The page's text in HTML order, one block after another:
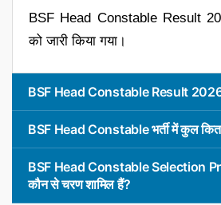
BSF Head Constable Result
को जारी किया गया।
BSF Head Constable Result
BSF Head Constable भर्ती में कुल
BSF Head Constable Selection
कौन से चरण शामिल हैं?